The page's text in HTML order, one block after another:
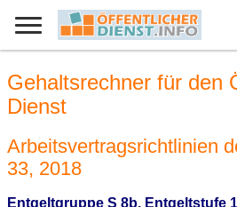
Gehaltsrechner für den
Dienst
Arbeitsvertragsrichtlinien
33, 2018
Entgeltgruppe S 8b, Entgeltstufe